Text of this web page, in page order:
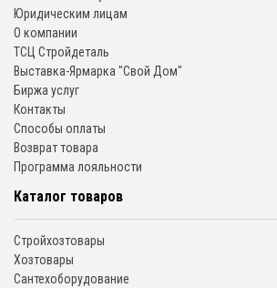
Юридическим лицам
О компании
ТСЦ Стройдеталь
Выставка-Ярмарка "Свой Дом"
Биржа услуг
Контакты
Способы оплаты
Возврат товара
Программа лояльности
Каталог товаров
Стройхозтовары
Хозтовары
Сантехоборудование